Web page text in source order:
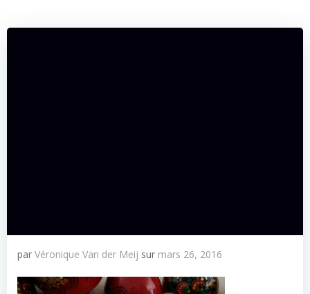
par Véronique Van der Meij sur mars 26, 2016